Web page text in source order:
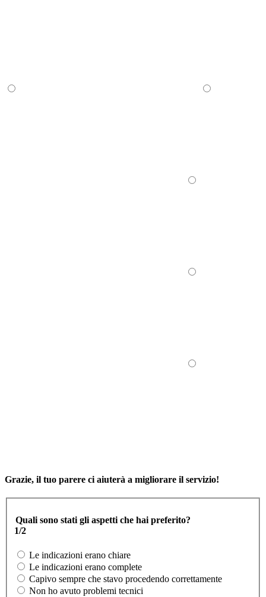
Grazie, il tuo parere ci aiuterà a migliorare il servizio!
Quali sono stati gli aspetti che hai preferito?
1/2
Le indicazioni erano chiare
Le indicazioni erano complete
Capivo sempre che stavo procedendo correttamente
Non ho avuto problemi tecnici